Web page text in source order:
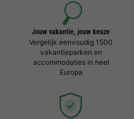
Jouw vakantie, jouw keuze
Vergelijk eenvoudig 1500
vakantieparken en
accommodaties in heel
Europa